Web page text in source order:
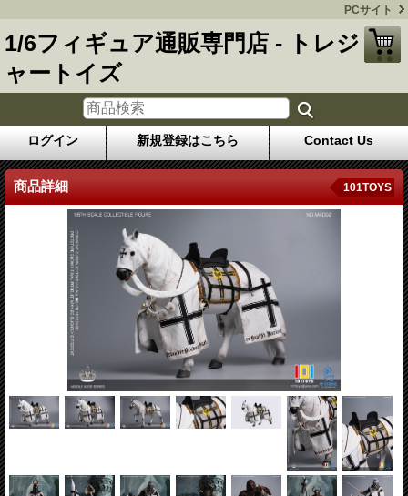
PCサイト
1/6フィギュア通販専門店 - トレジ
ャートイズ
ログイン 新規登録はこちら Contact Us
商品詳細 101TOYS